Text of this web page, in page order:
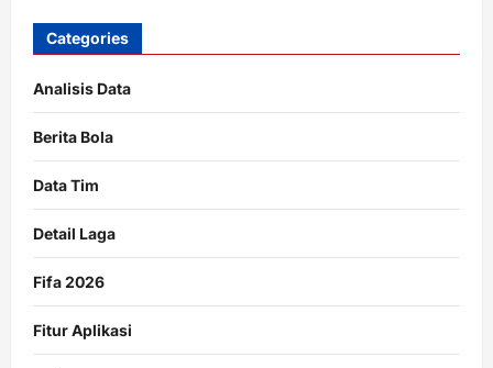
Categories
Analisis Data
Berita Bola
Data Tim
Detail Laga
Fifa 2026
Fitur Aplikasi